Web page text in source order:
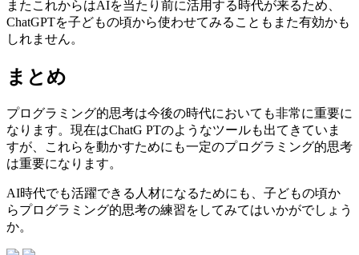
またこれからはAIを当たり前に活用する時代が来るため、
ChatGPTを子どもの頃から使わせてみることもまた有効かも
しれません。
まとめ
プログラミング的思考は今後の時代においても非常に重要に
なります。現在はChatG PTのようなツールも出てきていま
すが、これらを動かすためにも一定のプログラミング的思考
は重要になります。
AI時代でも活躍できる人材になるためにも、子どもの頃か
らプログラミング的思考の練習をしてみてはいかがでしょう
か。